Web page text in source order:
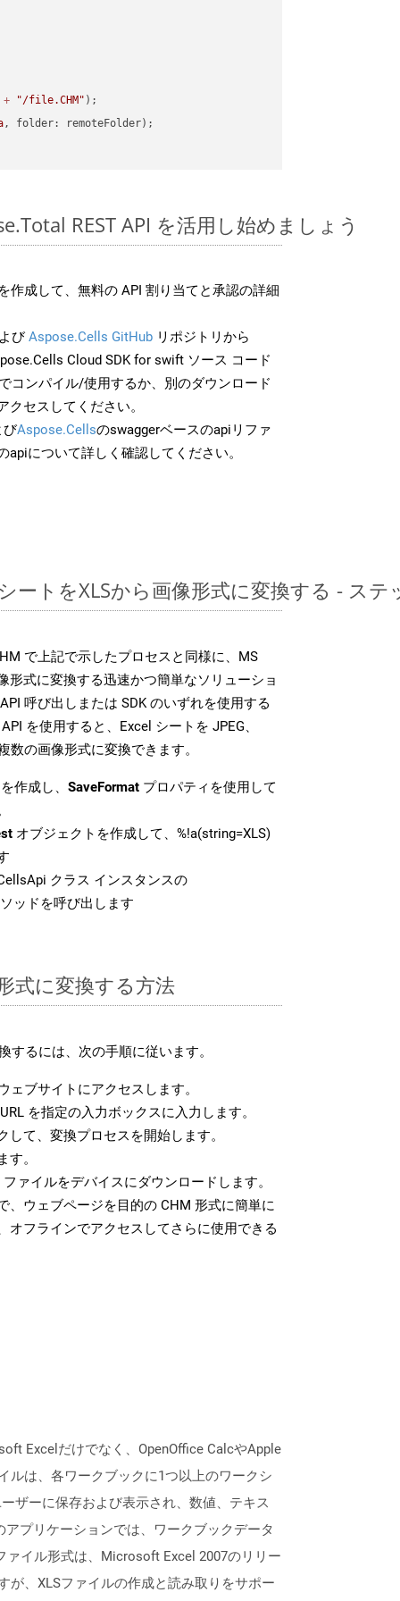
+ "/file.CHM"
REST API を活用し始めましょう
作成して、無料の API 割り当てと承認の詳細
びAspose.Cells GitHub リポジトリから
Cloud SDK for swift ソース コード
コンパイル/使用するか、別のダウンロード
クセスしてください。
びAspose.Cellsのswaggerベースのapiリファ
apiについて詳しく確認してください。
ートをXLSから画像形式に変換する - ス
で上記で示したプロセスと同様に、MS
形式に変換する迅速かつ簡単なソリューショ
呼び出しまたは SDK のいずれを使用する
を使用すると、Excel シートを JPEG、
数の画像形式に変換できます。
作成し、 SaveFormat プロパティを使用して
オブジェクトを作成して、%!a(string=XLS)
クラス インスタンスの
ソッドを呼び出します
式に変換する方法
するには、次の手順に従います。
ェブサイトにアクセスします。
を指定の入力ボックスに入力します。
して、変換プロセスを開始します。
。
ァイルをデバイスにダウンロードします。
、ウェブページを目的の CHM 形式に簡単に
オフラインでアクセスしてさらに使用できる
Excelだけでなく、OpenOffice CalcやApple
ルは、各ワークブックに1つ以上のワークシ
ザーに保存および表示され、数値、テキス
プリケーションでは、ワークブックデータ
ァイル形式は、Microsoft Excel 2007のリリー
が、XLSファイルの作成と読み取りをサポー